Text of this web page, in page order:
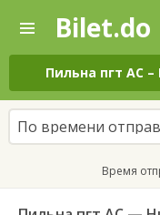
—
Поиск
и
покупка
билетов
на
автобус
онлайн
Bilet.do
Пильна пгт АС –
По времени
Время